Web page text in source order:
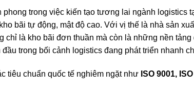
trong việc kiến tạo tương lai ngành logistics
bãi tự động, mật độ cao. Với vị thế là nhà sản
chỉ là kho bãi đơn thuần mà còn là những nền
trong bối cảnh logistics đang phát triển nhanh
tiêu chuẩn quốc tế nghiêm ngặt như ISO 9001,